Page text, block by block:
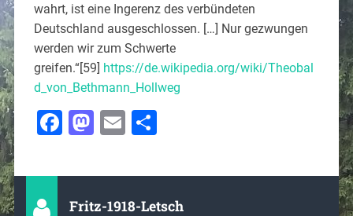
wahrt, ist eine Ingerenz des verbündeten
Deutschland ausgeschlossen. […] Nur gezwungen
werden wir zum Schwerte
greifen.“[59] https://de.wikipedia.org/wiki/Theobal
d_von_Bethmann_Hollweg
Facebook
Mastodon
EmailTeilen
Fritz-1918-Letsch